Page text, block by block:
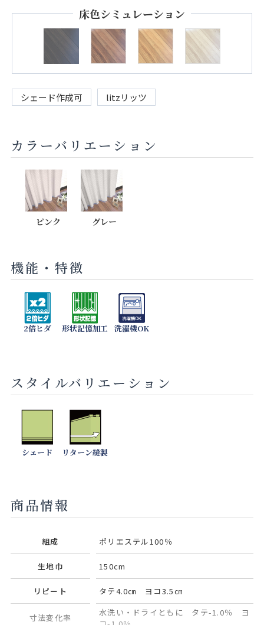
床色シミュレーション
シェード作成可 litzリッツ
カラーバリエーション
ピンク グレー
機能・特徴
2倍ヒダ 形状記憶加工 洗濯機OK
スタイルバリエーション
シェード リターン縫製
商品情報
組成 ポリエステル100％
生地巾 150cm
リピート タテ4.0㎝ ヨコ3.5㎝
寸法変化率
水洗い・ドライともに タテ-1.0％ ヨ